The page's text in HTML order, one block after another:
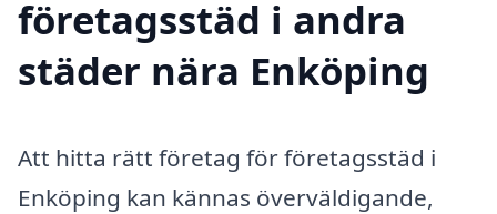
företagsstäd i andra
städer nära Enköping
Att hitta rätt företag för företagsstäd i
Enköping kan kännas överväldigande,